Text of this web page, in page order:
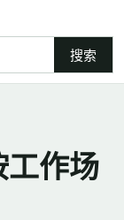
搜索
工作场